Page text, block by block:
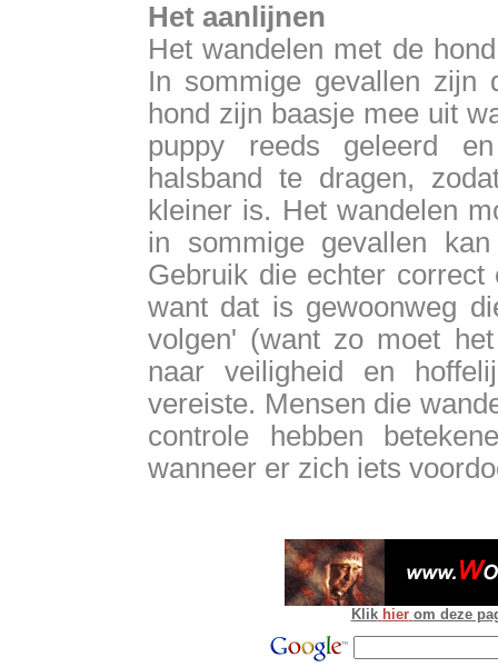
Het aanlijnen
Het wandelen met de
In sommige gevallen zijn
hond zijn baasje mee uit
puppy reeds geleerd
halsband te dragen,
kleiner is. Het wandelen
in sommige gevallen
Gebruik die echter correct
want dat is gewoonweg
volgen' (want zo moet
naar veiligheid en
vereiste. Mensen die
controle hebben
wanneer er zich iets
Klik hier om deze